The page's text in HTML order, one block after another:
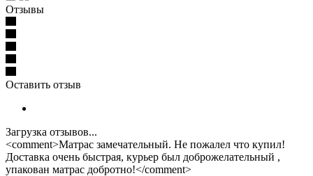
Отзывы
Оставить отзыв
Загрузка отзывов...
<comment>Матрас замечательный. Не пожалел что купил!
Доставка очень быстрая, курьер был доброжелательный ,
упакован матрас добротно!</comment>